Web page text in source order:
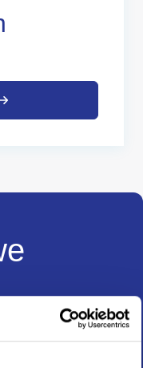
een offerte of
helpen!